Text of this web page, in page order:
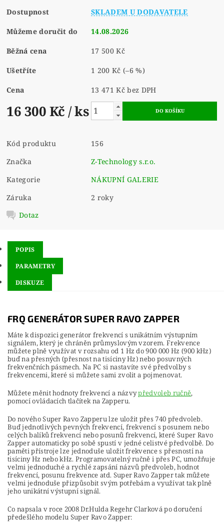
Dostupnost SKLADEM U DODAVATELE
Můžeme doručit do 14.08.2026
Běžná cena 17 500 Kč
Ušetříte 1 200 Kč (–6 %)
Cena 13 471 Kč bez DPH
16 300 Kč / ks
Kód produktu
156
Značka
Z-Technology s.r.o.
Kategorie
NÁKUPNÍ GALERIE
Záruka
2 roky
Dotaz
POPIS
PARAMETRY
DISKUZE
FRQ GENERÁTOR SUPER RAVO ZAPPER
Máte k dispozici generátor frekvencí s unikátním výstupním
signálem, který je chráněn průmyslovým vzorem. Frekvence
můžete plně využívat v rozsahu od 1 Hz do 900 000 Hz (900 kHz)
buď na přesných (přesnost na tisíciny Hz) nebo posuvných
frekvenčních pásmech. Na PC si nastavíte své předvolby s
frekvencemi, které si můžete sami zvolit a pojmenovat.
Můžete měnit hodnoty frekvencí a názvypředvoleb ručně,
pomocí ovládacích tlačítek na Zapperu.
Do nového Super Ravo Zapperu lze uložit přes 740 předvoleb.
Buď jednotlivých pevných frekvencí, frekvencí s posunem nebo
celých balíků frekvencí nebo posunů frekvencí, které Super Ravo
Zapper automaticky po sobě spustí v jedné celistvé předvolbě. Do
paměti přístroje lze jednoduše uložit frekvence s přesností na
tisíciny Hz nebo kHz.Programovatelný ručně i přes PC, umožňuje
velmi jednoduché a rychlé zapsání názvů předvoleb, hodnot
frekvencí, posunu frekvence atd. Super Ravo Zapper tak můžete
velmi jednoduše přizpůsobit svým potřebám a využívat tak plně
jeho unikátní výstupní signál.
Co napsala v roce 2008 Dr.Hulda Regehr Clarková po doručení
předešlého modelu Super Ravo Zapper: